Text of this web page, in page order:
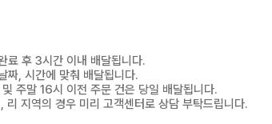
료 후 3시간 이내 배달됩니다.
짜, 시간에 맞춰 배달됩니다.
주말 16시 이전 주문 건은 당일 배달됩니다.
리 지역의 경우 미리 고객센터로 상담 부탁드립니다.